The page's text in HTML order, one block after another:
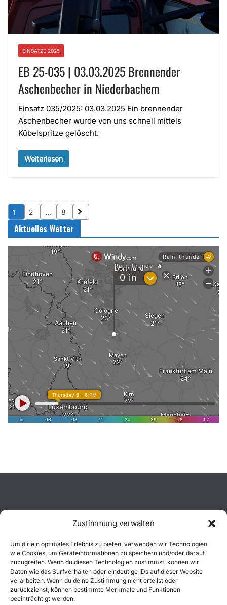
Zustimmung verwalten
Um dir ein optimales Erlebnis zu bieten, verwenden wir Technologien
wie Cookies, um Geräteinformationen zu speichern und/oder darauf
zuzugreifen. Wenn du diesen Technologien zustimmst, können wir
Daten wie das Surfverhalten oder eindeutige IDs auf dieser Website
verarbeiten. Wenn du deine Zustimmung nicht erteilst oder
zurückziehst, können bestimmte Merkmale und Funktionen
beeinträchtigt werden.
EINSÄTZE 2025
EB 25-035 | 03.03.2025 Brennender
Aschenbecher in Niederbachem
Einsatz 035/2025: 03.03.2025 Ein brennender
Aschenbecher wurde von uns schnell mittels
Kübelspritze gelöscht.
Weiterlesen
1 2 … 8
Aktuelles Wetter
Aktuelles
Einsätze
Unsere Jugend